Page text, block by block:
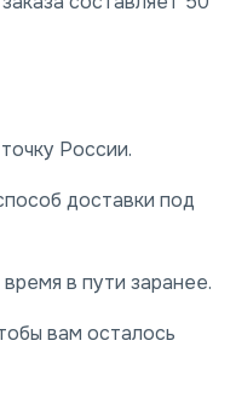
России.
доставки под
в пути заранее.
вам осталось